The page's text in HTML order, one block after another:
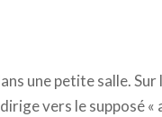
une petite salle.
vers le supposé